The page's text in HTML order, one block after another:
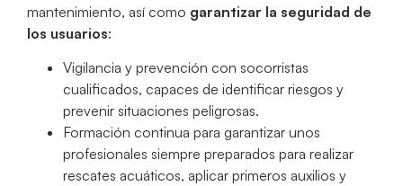
mantenimiento, así como garantizar la seguridad de
los usuarios:
Vigilancia y prevención con socorristas
cualificados, capaces de identificar riesgos y
prevenir situaciones peligrosas.
Formación continua para garantizar unos
profesionales siempre preparados para realizar
rescates acuáticos, aplicar primeros auxilios y